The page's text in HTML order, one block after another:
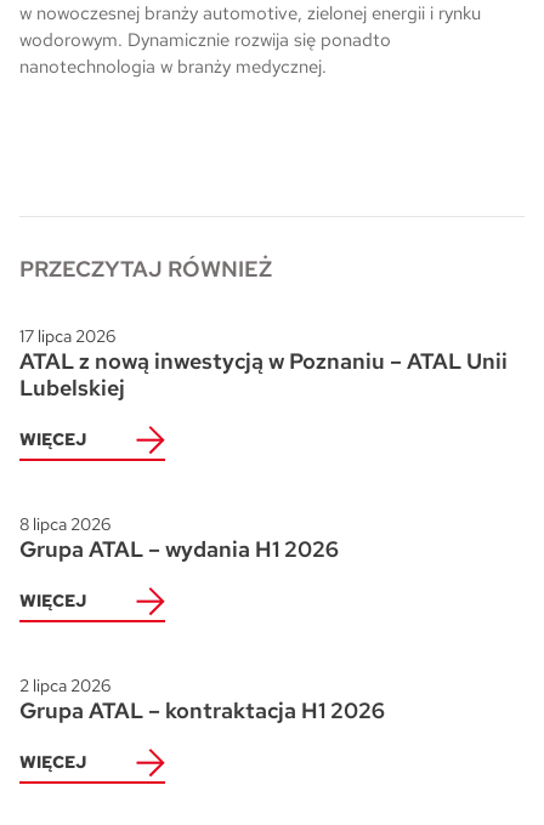
w nowoczesnej branży automotive, zielonej energii i rynku
wodorowym. Dynamicznie rozwija się ponadto
nanotechnologia w branży medycznej.
PRZECZYTAJ RÓWNIEŻ
17 lipca 2026
ATAL z nową inwestycją w Poznaniu – ATAL Unii
Lubelskiej
WIĘCEJ
8 lipca 2026
Grupa ATAL – wydania H1 2026
WIĘCEJ
2 lipca 2026
Grupa ATAL – kontraktacja H1 2026
WIĘCEJ